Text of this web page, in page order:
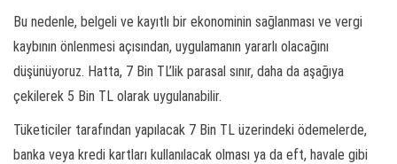
Bu nedenle, belgeli ve kayıtlı bir ekonominin sağlanması ve vergi
kaybının önlenmesi açısından, uygulamanın yararlı olacağını
düşünüyoruz. Hatta, 7 Bin TL’lik parasal sınır, daha da aşağıya
çekilerek 5 Bin TL olarak uygulanabilir.
Tüketiciler tarafından yapılacak 7 Bin TL üzerindeki ödemelerde,
banka veya kredi kartları kullanılacak olması ya da eft, havale gibi